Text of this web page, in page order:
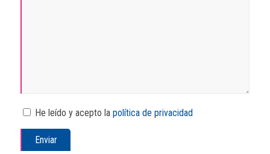
He leído y acepto la política de privacidad